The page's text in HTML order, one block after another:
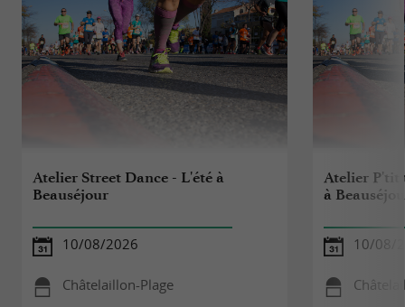
Atelier Street Dance - L'été à
Beauséjour
10/08/2026
Châtelaillon-Plage
Atelier P'tit
à
10/08/